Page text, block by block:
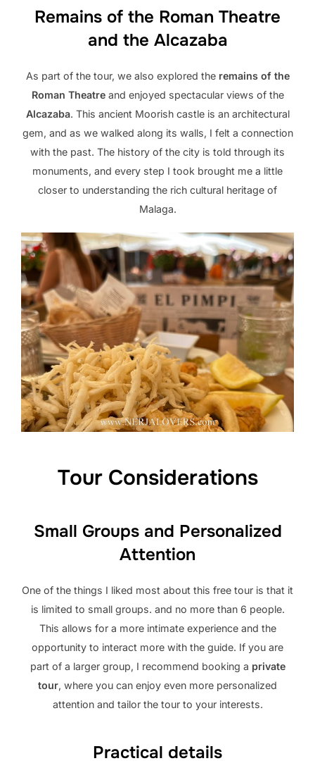
Remains of the Roman Theatre
and the Alcazaba
As part of the tour, we also explored the remains of the
Roman Theatreand enjoyed spectacular views of the
Alcazaba. This ancient Moorish castle is an architectural
gem, and as we walked along its walls, I felt a connection
with the past. The history of the city is told through its
monuments, and every step I took brought me a little
closer to understanding the rich cultural heritage of
Malaga.
Tour Considerations
Small Groups and Personalized
Attention
One of the things I liked most about this free tour is that it
is limited to small groups. and no more than 6 people.
This allows for a more intimate experience and the
opportunity to interact more with the guide. If you are
part of a larger group, I recommend booking a private
tour, where you can enjoy even more personalized
attention and tailor the tour to your interests.
Practical details